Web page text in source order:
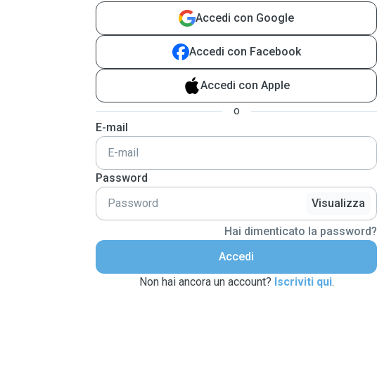
Accedi con Google
Accedi con Facebook
Accedi con Apple
o
E-mail
Password
Visualizza
Hai dimenticato la password?
Accedi
Non hai ancora un account? Iscriviti qui.